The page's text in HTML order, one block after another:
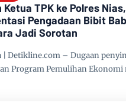
Ketua TPK ke Polres Nias,
Pengadaan Bibit
Jadi Sorotan
| Detikline.com – Dugaan
Program Pemulihan Ekonomi